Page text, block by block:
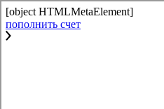
[object HTMLMetaElement]
пополнить счет